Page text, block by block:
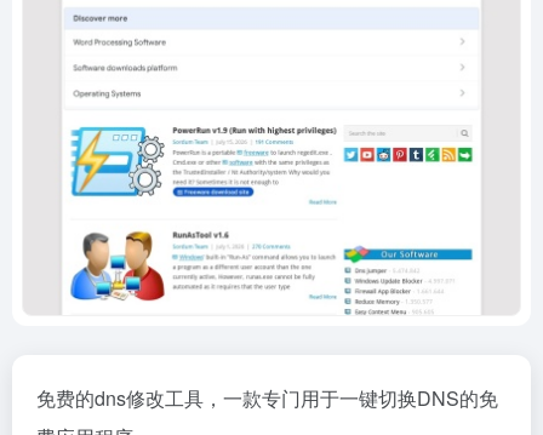
免费的dns修改工具，一款专门用于一键切换DNS的免